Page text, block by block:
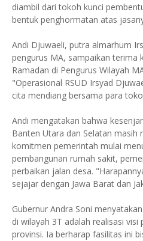
diambil dari tokoh kunci
bentuk penghormatan atas
Andi Djuwaeli, putra almarhum
pengurus MA, sampaikan terima
Ramadan di Pengurus Wilayah
"Operasional RSUD Irsyad
cita mendiang bersama para
Andi mengatakan bahwa
Banten Utara dan Selatan masih
komitmen pemerintah mulai
pembangunan rumah sakit,
perbaikan jalan desa.
sejajar dengan Jawa Barat dan
Gubernur Andra Soni
di wilayah 3T adalah realisasi
provinsi. Ia berharap fasilitas ini